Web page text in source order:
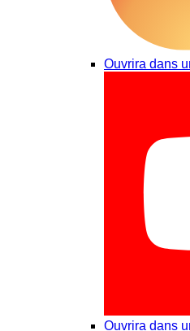
Ouvrira dans
Ouvrira dans